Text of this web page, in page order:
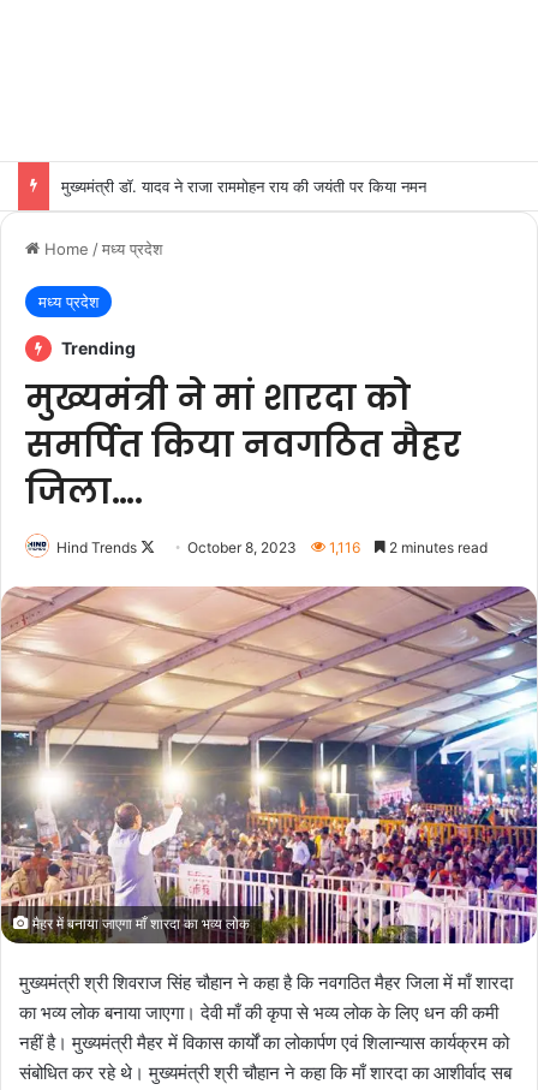
मुख्यमंत्री डॉ. यादव ने राजा राममोहन राय की जयंती पर किया नमन
Home /मध्य प्रदेश
मध्य प्रदेश
Trending
मुख्यमंत्री ने मां शारदा को
समर्पित किया नवगठित मैहर
जिला….
Hind Trends
Follow
X
October 8, 2023 1,116 2 minutes read
मैहर में बनाया जाएगा माँ शारदा का भव्य लोक
मुख्यमंत्री श्री शिवराज सिंह चौहान ने कहा है कि नवगठित मैहर जिला में माँ शारदा
का भव्य लोक बनाया जाएगा। देवी माँ की कृपा से भव्य लोक के लिए धन की कमी
नहीं है। मुख्यमंत्री मैहर में विकास कार्यों का लोकार्पण एवं शिलान्यास कार्यक्रम को
संबोधित कर रहे थे। मुख्यमंत्री श्री चौहान ने कहा कि माँ शारदा का आशीर्वाद सब